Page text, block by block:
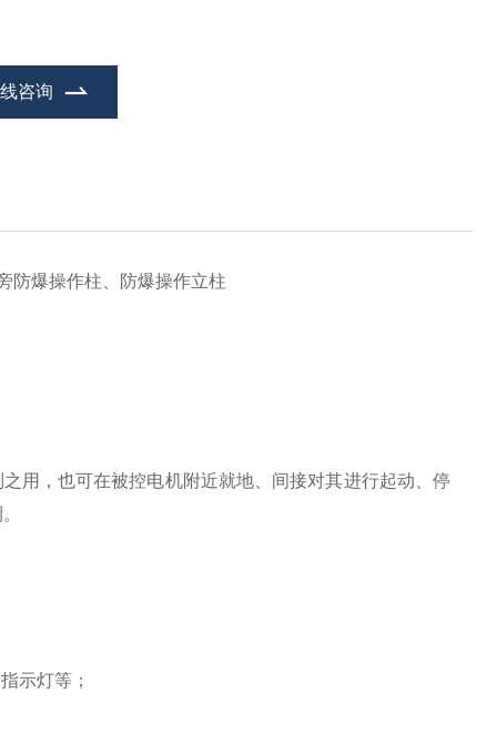
咨询
防爆操作柱、防爆操作立柱
用，也可在被控电机附近就地、间接对其进行起动、停
示灯等；